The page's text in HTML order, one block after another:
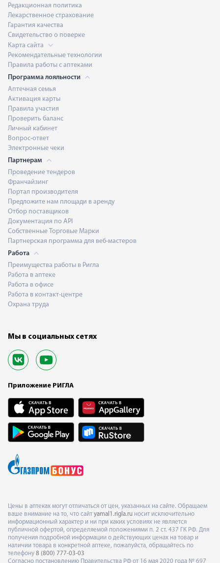
Редакционная политика
Лекарственное страхование
Гарантия качества
Свидетельство о поверке
Карта сайта
Рекомендательные технологии
Правила работы с аптеками
Программа лояльности
Аптечная семья
Активация карты
Правила участия
Проверить баланс
Личный кабинет
Вопрос-ответ
Электронные чеки
Партнерам
Проведение тендеров
Франчайзинг
Портал производителя
Предложите нам площади в аренду
Отбор поставщиков
Документация по API
Собственные Торговые Марки
Партнерская программа для веб-мастеров
Работа
Преимущества работы в Ригла
Работа в аптеке
Работа в офисе
Работа в контакт-центре
Охрана труда
Мы в социальных сетях
Приложение РИГЛА
Цены в аптеках могут отличаться от цен, указанных на сайте. Обращаем
ваше внимание на то, что сайт yamal1.rigla.ru носит исключительно
информационный характер и ни при каких условиях не является
публичной офертой, определяемой положениями п. 2 ст. 437 ГК РФ. Для
получения подробной информации о действующих ценах на товар и
наличии товара в конкретной аптеке, пожалуйста, обращайтесь по
телефону 8 (800) 777-03-03
Согласно постановлению Правительства РФ от 16 мая 2020 года № 697